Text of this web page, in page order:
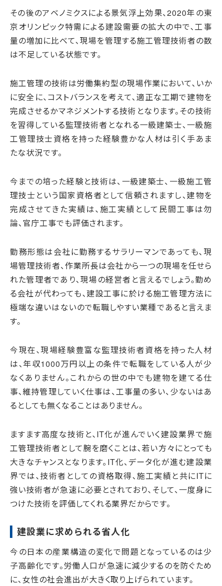
その後のアベノミクスによる景気浮上効果、2020年の東
京オリンピック特需による建設需要の拡大の中で、工事
量の増加に比べて、現場を管理する施工管理技術者の数
は不足している状態です。
施工管理の技術は労働集約型の現場作業において、いか
に安全に、コストバランスを考えて、適正な工期で建物を
完成させるかマネジメントする技術となります。その技術
を習得している監理技術者となれる一級建築士、一級施
工管理技士資格を持った経験豊かな人材は引く手あま
たな状況です。
今までの培った経験と技術は、一級建築士、一級施工管
理技士という国家資格者として信頼されますし、建物を
完成させてきた実績は、施工実績として民間工事は勿
論、官庁工事でも評価されます。
勤務形態は会社に勤務するサラリーマンであっても、現
場管理技術者、作業所長は会社から一つの現場を任せら
れた管理者であり、現場の経営者と言えるでしょう。勤め
る会社が代わっても、建設工事に於ける施工管理方法に
極端な違いはないので転職しやすい業種であると言えま
す。
今現在、現場経験豊富な監理技術者資格を持った人材
は、年収1000万円以上の条件で転職をしている人が少
なくありません。これからの世の中でも建物を建てる仕
事、維持管理していく仕事は、工事量の多い、少ないはあ
るとしても無くなることはありません。
ますます高度な技術と、IT化が進んでいく建設業界で施
工管理技術者として腕を磨くことは、若い方々にとっても
大きなチャンスとなります。IT化、データ化が進む建設業
界では、技術者としての資格取得、施工実績と共にITに
強い技術者が急速に必要とされており、そして、一度身に
つけた技術を評価してくれる業界だからです。
建設業に求められる省人化
今の日本の産業構造の変化で問題となっているのは少
子高齢化です。労働人口が急速に減少するのを防ぐため
に、女性の社会進出が大きく取り上げられています。